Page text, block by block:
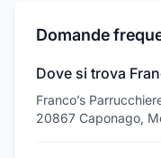
Domande
Dove si trova
Franco’s
20867 Caponago,